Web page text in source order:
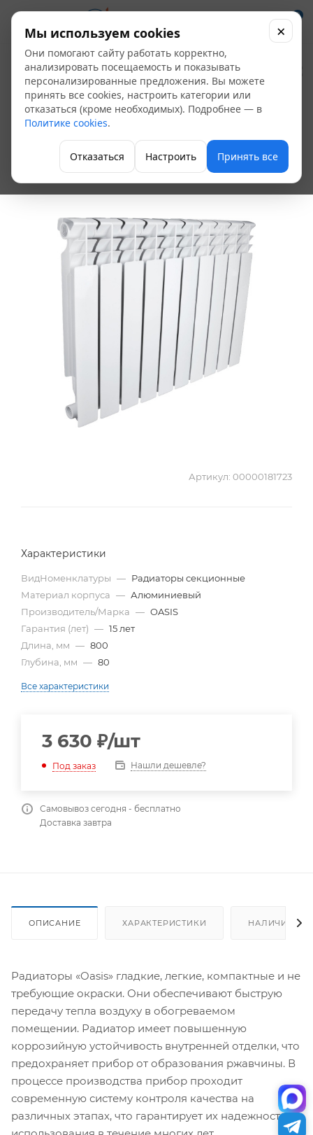
0
Радиатор
алюминиевый OASIS
500/80 (10
секционный)
Алюминиевые радиаторы
Артикул: 00000181723
Характеристики
ВидНоменклатуры — Радиаторы секционные
Материал корпуса — Алюминиевый
Производитель/Марка — OASIS
Гарантия (лет) — 15 лет
Длина, мм — 800
Глубина, мм — 80
Все характеристики
3 630 ₽/шт
Под заказ Нашли дешевле?
Самовывоз сегодня - бесплатно
Доставка завтра
ОПИСАНИЕ ХАРАКТЕРИСТИКИ НАЛИЧИЕ
Радиаторы «Oasis» гладкие, легкие, компактные и не
требующие окраски. Они обеспечивают быструю
передачу тепла воздуху в обогреваемом
помещении. Радиатор имеет повышенную
коррозийную устойчивость внутренней отделки, что
предохраняет прибор от образования ржавчины. В
процессе производства прибор проходит
современную систему контроля качества на
различных этапах, что гарантирует их надежность
Мы используем cookies
Они помогают сайту работать корректно,
анализировать посещаемость и показывать
персонализированные предложения. Вы можете
принять все cookies, настроить категории или
отказаться (кроме необходимых). Подробнее — в
Политике cookies.
Отказаться Настроить Принять все
×